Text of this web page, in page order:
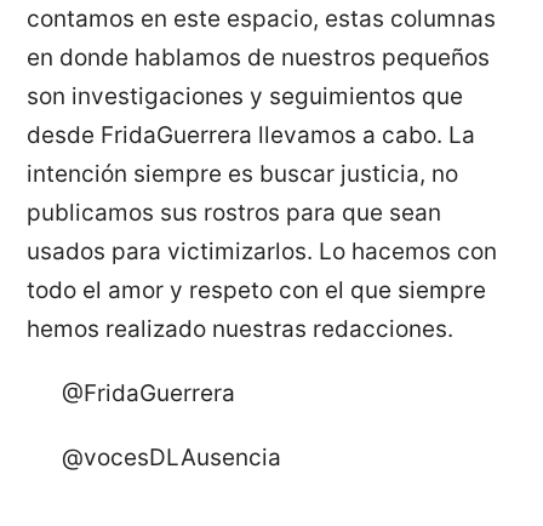
contamos en este espacio, estas columnas
en donde hablamos de nuestros pequeños
son investigaciones y seguimientos que
desde FridaGuerrera llevamos a cabo. La
intención siempre es buscar justicia, no
publicamos sus rostros para que sean
usados para victimizarlos. Lo hacemos con
todo el amor y respeto con el que siempre
hemos realizado nuestras redacciones.
@FridaGuerrera
@vocesDLAusencia